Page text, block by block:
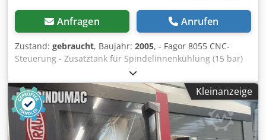
Anfragen Anrufen
Zustand: gebraucht, Baujahr: 2005, - Fagor 8055 CNC-
Steuerung - Zusatztank für Spindelinnenkühlung (15 bar)
400 Liter - Baujahr 2005 Technische Daten: - Verfahrwege
X/Y/Z: 610 / 455 / 520 mm - Eilgänge: 24 m/min Dodstvf
Htjpfx Ak Teck - Drehzahl Arbeitsspindel: 8000 U/min -
Werkzeugaufnahme: BT40 - Tischgröße : 762 x 363 mm -
Tischbelastung max.: 350 kg - Motorleistung: 18 kW -
Betriebsspannung: 400 V - Gewicht: 3140 kg
Kleinanzeige